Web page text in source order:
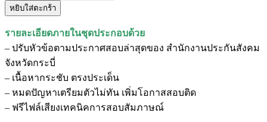
แนว
เจ้า
พนักงาน
ประกัน
สังคม
สำนักงาน
ประกัน
หยิบใส่ตะกร้า
รายละเอียดภายในชุดประกอบด้วย
– ปรับหัวข้อตามประกาศสอบล่าสุดของ สำนักงานประกันสังคม
จังหวัดกระบี่
– เนื้อหากระชับ ตรงประเด็น
– หมดปัญหาเตรียมตัวไม่ทัน เพิ่มโอกาสสอบติด
– ฟรีไฟล์เสียงเทคนิคการสอบสัมภาษณ์